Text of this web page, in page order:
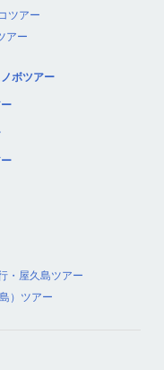
ツアー
アー
ボツアー
・屋久島ツアー
）ツアー